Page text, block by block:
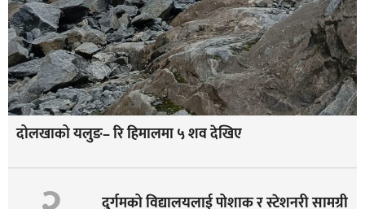
दोलखाको यलुङ– रि हिमालमा ५ शव देखिए
दुर्गमको विद्यालयलाई पोशाक र स्टेशनरी सामग्री